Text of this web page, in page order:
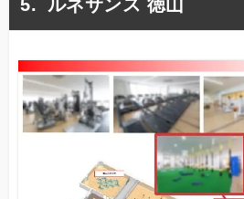
ルネサンス 徳山